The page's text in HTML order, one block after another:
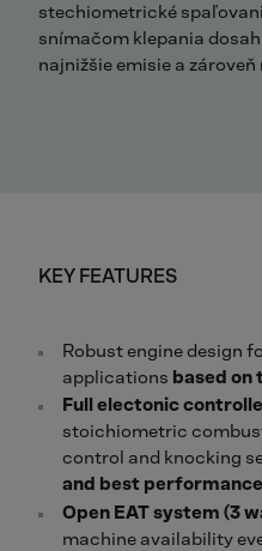
stechiometrické
snímačom klepania
najnižšie emisie a zároveň
KEY FEATURES
Robust engine design
applications based on
Full electonic
stoichiometric
control and knocking
and best
Open EAT system (3
machine availability